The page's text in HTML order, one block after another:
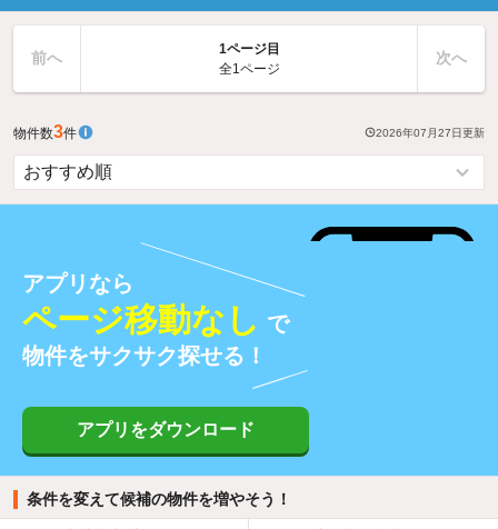
前へ
1ページ目
全1ページ
次へ
物件数3件 2026年07月27日更新
アプリなら
ページ移動なし で
物件をサクサク探せる！
アプリをダウンロード
条件を変えて候補の物件を増やそう！